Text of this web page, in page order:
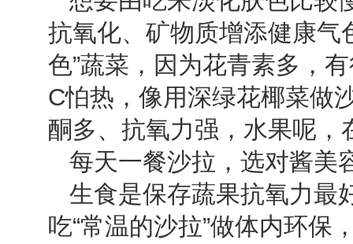
抗氧化、矿物质增添健康气
色”蔬菜，因为花青素多，
C怕热，像用深绿花椰菜做
酮多、抗氧力强，水果呢
每天一餐沙拉，选对酱美
生食是保存蔬果抗氧力最
吃“常温的沙拉”做体内环保